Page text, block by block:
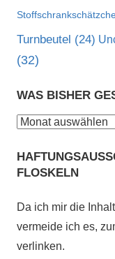
Turnbeutel (24)
(32)
WAS BISHER
Was
geschah:
FLOSKELN
Da ich mir die
vermeide ich es,
verlinken.